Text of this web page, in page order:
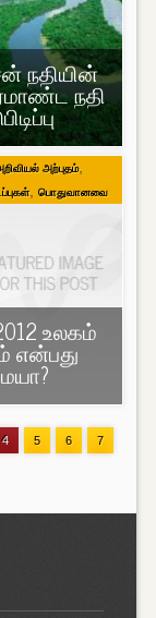
நதியின்
நதி
அற்புதம்,
, பொதுவானவை
உலகம்
என்பது
4 5 6 7